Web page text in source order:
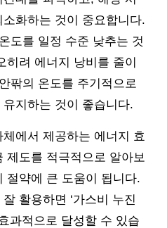
화하는 것이 중요합니다.
도를 일정 수준 낮추는 것
히려 에너지 낭비를 줄이
팎의 온도를 주기적으로
지하는 것이 좋습니다.
에서 제공하는 에너지 효
제도를 적극적으로 알아보
절약에 큰 도움이 됩니다.
활용하면 ‘가스비 누진
과적으로 달성할 수 있습